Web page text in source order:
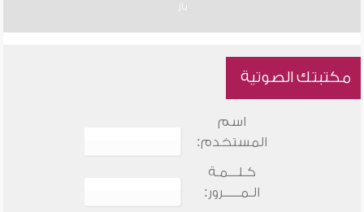
باز
مكتبتك الصوتية
اسم
المستخدم:
كـلـــمـة
الـمـــــرور: